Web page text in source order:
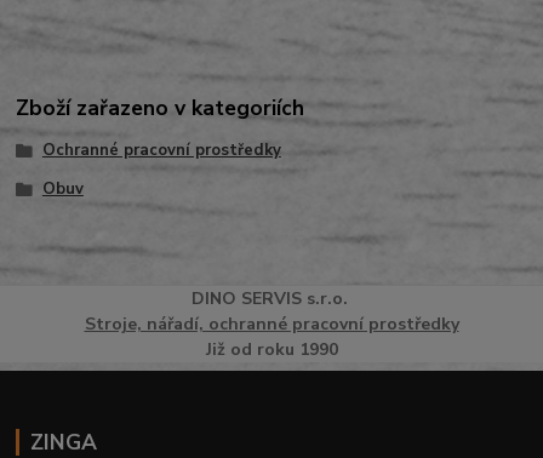
Zboží zařazeno v kategoriích
Ochranné pracovní prostředky
Obuv
DINO SERVISs.r.o.
Stroje, nářadí, ochranné pracovní prostředky
Již od roku 1990
ZINGA